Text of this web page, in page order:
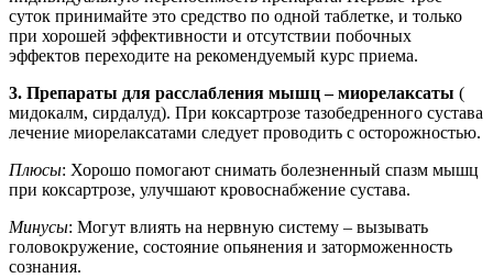
суток принимайте это средство по одной таблетке, и только
при хорошей эффективности и отсутствии побочных
эффектов переходите на рекомендуемый курс приема.
3. Препараты для расслабления мышц – миорелаксаты (
мидокалм, сирдалуд). При коксартрозе тазобедренного сустава
лечение миорелаксатами следует проводить с осторожностью.
Плюсы: Хорошо помогают снимать болезненный спазм мышц
при коксартрозе, улучшают кровоснабжение сустава.
Минусы: Могут влиять на нервную систему – вызывать
головокружение, состояние опьянения и заторможенность
сознания.